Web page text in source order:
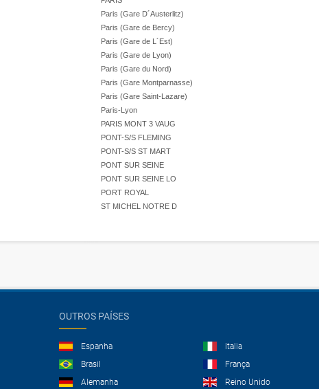
Paris (Gare D´Austerlitz)
Paris (Gare de Bercy)
Paris (Gare de L´Est)
Paris (Gare de Lyon)
Paris (Gare du Nord)
Paris (Gare Montparnasse)
Paris (Gare Saint-Lazare)
Paris-Lyon
PARIS MONT 3 VAUG
PONT-S/S FLEMING
PONT-S/S ST MART
PONT SUR SEINE
PONT SUR SEINE LO
PORT ROYAL
ST MICHEL NOTRE D
OUTROS PAÍSES
Espanha
Italia
Brasil
França
Alemanha
Reino Unido